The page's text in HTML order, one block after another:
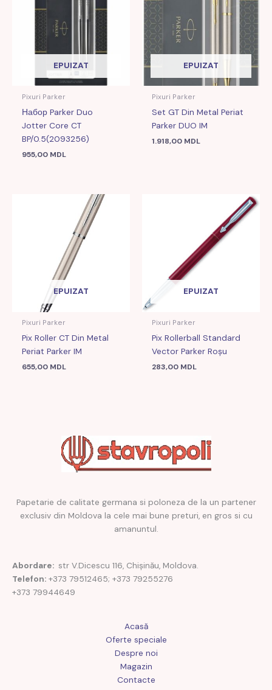
EPUIZAT
Pixuri Parker
Набор Parker Duo
Jotter Core CT
BP/0.5(2093256)
955,00 MDL
EPUIZAT
Pixuri Parker
Set GT Din Metal Periat
Parker DUO IM
1.918,00 MDL
EPUIZAT
Pixuri Parker
Pix Roller CT Din Metal
Periat Parker IM
655,00 MDL
EPUIZAT
Pixuri Parker
Pix Rollerball Standard
Vector Parker Roșu
283,00 MDL
Papetarie de calitate germana si poloneza de la un partener
exclusiv din Moldova la cele mai bune preturi, en gros si cu
amanuntul.
Abordare: str V.Dicescu 116, Chișinău, Moldova.
Telefon: +373 79512465; +373 79255276
+373 79944649
Acasă
Oferte speciale
Despre noi
Magazin
Contacte